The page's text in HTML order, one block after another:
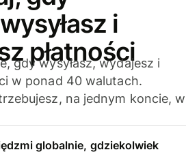
i
płatności
gdy wysyłasz, wydajesz i
w ponad 40 walutach.
na jednym koncie, w
globalnie, gdziekolwiek